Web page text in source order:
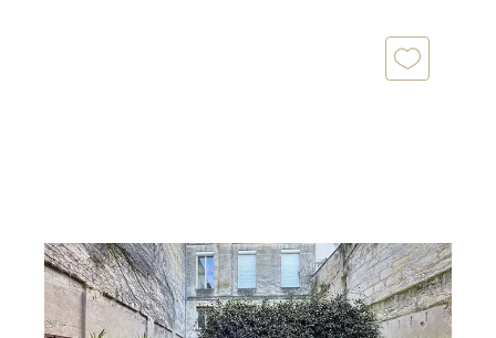
BORDEAUX 33
147 m2, 4 pièces
Ref : 26276